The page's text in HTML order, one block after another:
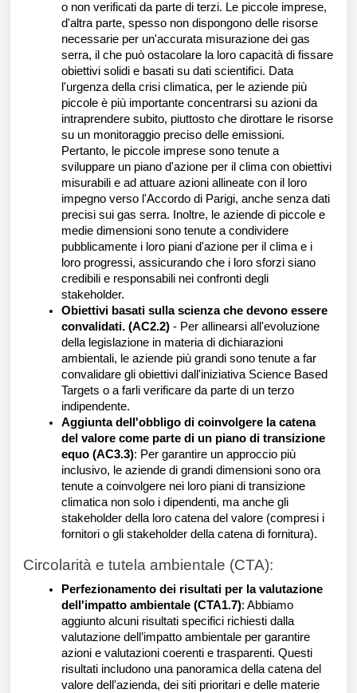
o non verificati da parte di terzi. Le piccole imprese,
d'altra parte, spesso non dispongono delle risorse
necessarie per un'accurata misurazione dei gas
serra, il che può ostacolare la loro capacità di fissare
obiettivi solidi e basati su dati scientifici. Data
l'urgenza della crisi climatica, per le aziende più
piccole è più importante concentrarsi su azioni da
intraprendere subito, piuttosto che dirottare le risorse
su un monitoraggio preciso delle emissioni.
Pertanto, le piccole imprese sono tenute a
sviluppare un piano d'azione per il clima con obiettivi
misurabili e ad attuare azioni allineate con il loro
impegno verso l'Accordo di Parigi, anche senza dati
precisi sui gas serra. Inoltre, le aziende di piccole e
medie dimensioni sono tenute a condividere
pubblicamente i loro piani d'azione per il clima e i
loro progressi, assicurando che i loro sforzi siano
credibili e responsabili nei confronti degli
stakeholder.
Obiettivi basati sulla scienza che devono essere
convalidati. (AC2.2) - Per allinearsi all'evoluzione
della legislazione in materia di dichiarazioni
ambientali, le aziende più grandi sono tenute a far
convalidare gli obiettivi dall'iniziativa Science Based
Targets o a farli verificare da parte di un terzo
indipendente.
Aggiunta dell'obbligo di coinvolgere la catena
del valore come parte di un piano di transizione
equo (AC3.3): Per garantire un approccio più
inclusivo, le aziende di grandi dimensioni sono ora
tenute a coinvolgere nei loro piani di transizione
climatica non solo i dipendenti, ma anche gli
stakeholder della loro catena del valore (compresi i
fornitori o gli stakeholder della catena di fornitura).
Circolarità e tutela ambientale (CTA):
Perfezionamento dei risultati per la valutazione
dell'impatto ambientale (CTA1.7): Abbiamo
aggiunto alcuni risultati specifici richiesti dalla
valutazione dell’impatto ambientale per garantire
azioni e valutazioni coerenti e trasparenti. Questi
risultati includono una panoramica della catena del
valore dell'azienda, dei siti prioritari e delle materie